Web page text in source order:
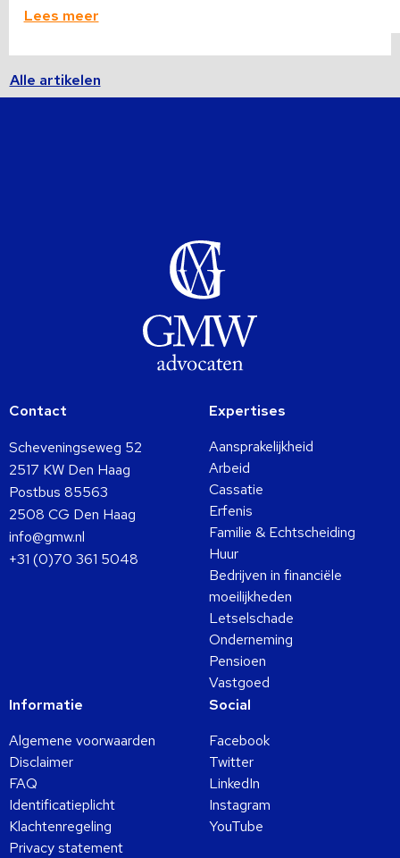
Lees meer
Alle artikelen
Contact
Scheveningseweg 52
2517 KW Den Haag
Postbus 85563
2508 CG Den Haag
info@gmw.nl
+31 (0)70 361 5048
Expertises
Aansprakelijkheid
Arbeid
Cassatie
Erfenis
Familie & Echtscheiding
Huur
Bedrijven in financiële
moeilijkheden
Letselschade
Onderneming
Pensioen
Vastgoed
Informatie
Algemene voorwaarden
Disclaimer
FAQ
Identificatieplicht
Klachtenregeling
Privacy statement
Social
Facebook
Twitter
LinkedIn
Instagram
YouTube